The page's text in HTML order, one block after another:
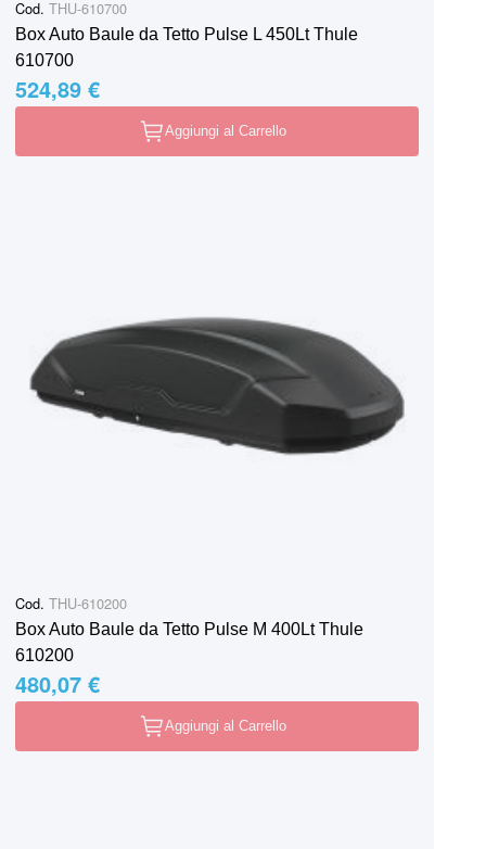
Cod. THU-610700
Box Auto Baule da Tetto Pulse L 450Lt Thule
610700
524,89 €
Aggiungi al Carrello
Cod. THU-610200
Box Auto Baule da Tetto Pulse M 400Lt Thule
610200
480,07 €
Aggiungi al Carrello